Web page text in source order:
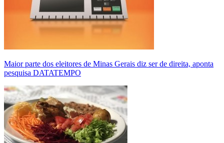
Maior parte dos eleitores de Minas Gerais diz ser de direita, aponta
pesquisa DATATEMPO